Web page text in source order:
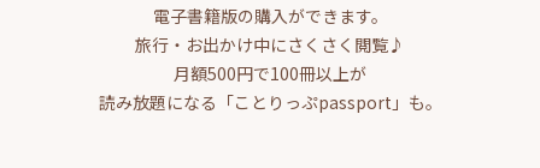
電子書籍版の購入ができます。
旅行・お出かけ中にさくさく閲覧♪
月額500円で100冊以上が
読み放題になる「ことりっぷpassport」も。